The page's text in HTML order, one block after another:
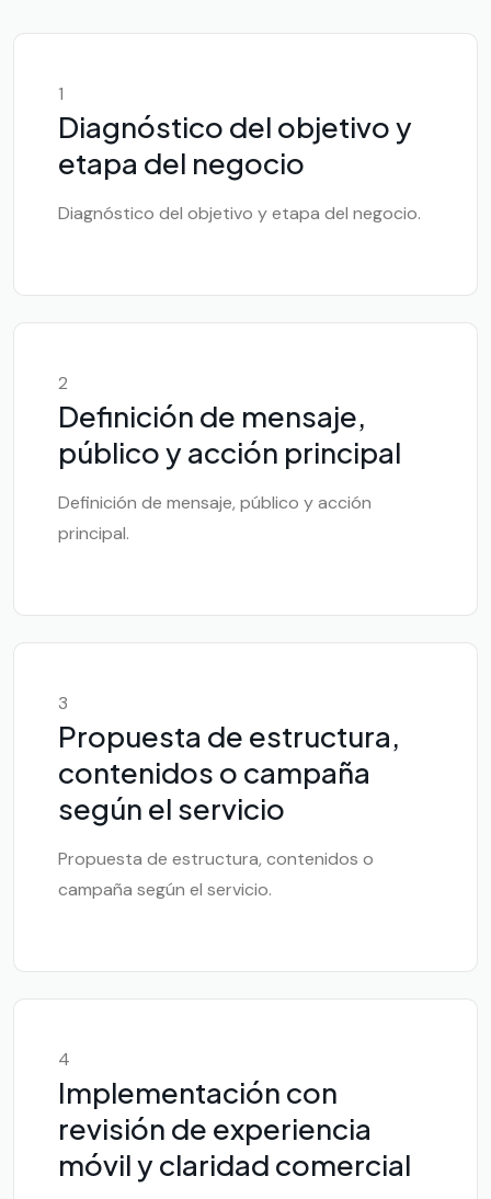
1
Diagnóstico del objetivo y
etapa del negocio
Diagnóstico del objetivo y etapa del negocio.
2
Definición de mensaje,
público y acción principal
Definición de mensaje, público y acción
principal.
3
Propuesta de estructura,
contenidos o campaña
según el servicio
Propuesta de estructura, contenidos o
campaña según el servicio.
4
Implementación con
revisión de experiencia
móvil y claridad comercial